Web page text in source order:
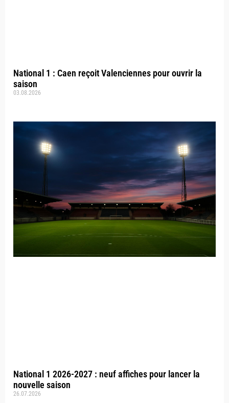
National 1 : Caen reçoit Valenciennes pour ouvrir la
saison
03.08.2026
National 1 2026-2027 : neuf affiches pour lancer la
nouvelle saison
26.07.2026